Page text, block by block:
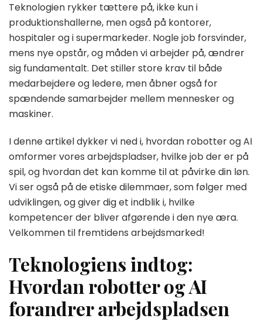
Teknologien rykker tættere på, ikke kun i
produktionshallerne, men også på kontorer,
hospitaler og i supermarkeder. Nogle job forsvinder,
mens nye opstår, og måden vi arbejder på, ændrer
sig fundamentalt. Det stiller store krav til både
medarbejdere og ledere, men åbner også for
spændende samarbejder mellem mennesker og
maskiner.
I denne artikel dykker vi ned i, hvordan robotter og AI
omformer vores arbejdspladser, hvilke job der er på
spil, og hvordan det kan komme til at påvirke din løn.
Vi ser også på de etiske dilemmaer, som følger med
udviklingen, og giver dig et indblik i, hvilke
kompetencer der bliver afgørende i den nye æra.
Velkommen til fremtidens arbejdsmarked!
Teknologiens indtog:
Hvordan robotter og AI
forandrer arbejdspladsen